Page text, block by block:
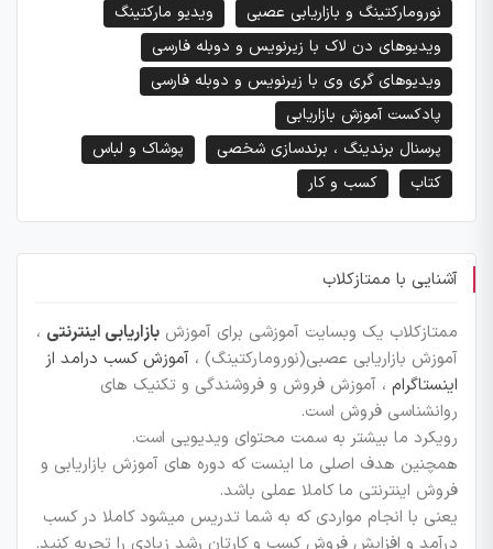
نورومارکتینگ و بازاریابی عصبی
ویدیو مارکتینگ
ویدیوهای دن لاک با زیرنویس و دوبله فارسی
ویدیوهای گری وی با زیرنویس و دوبله فارسی
پادکست آموزش بازاریابی
پرسنال برندینگ ، برندسازی شخصی
پوشاک و لباس
کتاب
کسب و کار
آشنایی با ممتازکلاب
ممتازکلاب یک وبسایت آموزشی برای آموزش بازاریابی اینترنتی ،
آموزش بازاریابی عصبی(نورومارکتینگ) ، آموزش کسب درامد از
اینستاگرام ، آموزش فروش و فروشندگی و تکنیک های
روانشناسی فروش است.
رویکرد ما بیشتر به سمت محتوای ویدیویی است.
همچنین هدف اصلی ما اینست که دوره های آموزش بازاریابی و
فروش اینترنتی ما کاملا عملی باشد.
یعنی با انجام مواردی که به شما تدریس میشود کاملا در کسب
درآمد و افزایش فروش کسب و کارتان رشد زیادی را تجربه کنید.